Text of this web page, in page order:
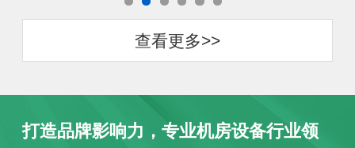
查看更多>>
打造品牌影响力，专业机房设备行业领